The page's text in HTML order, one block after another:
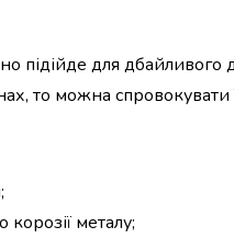
підійде для
то можна
корозії металу;